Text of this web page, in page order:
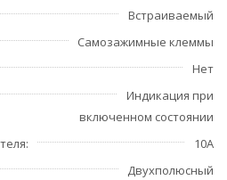
Встраиваемый
Самозажимные клеммы
Нет
Индикация при
включенном состоянии
10А
Двухполюсный